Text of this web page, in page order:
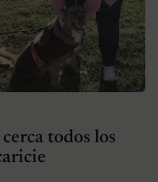
todos los